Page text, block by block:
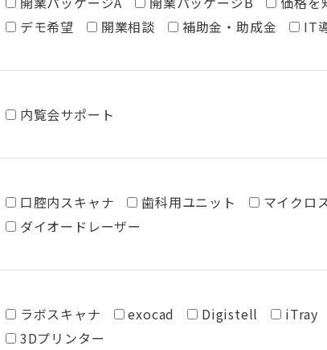
デモ希望
開業相談 補助金・助成金 IT
内覧会サポート
口腔内スキャナ 歯科用ユニット マイクロ
ダイオードレーザー
ラボスキャナ exocad Digistell iTray
3Dプリンター